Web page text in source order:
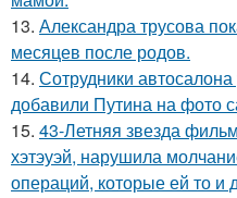
13. Александра трусова
месяцев после родов.
14. Сотрудники
добавили Путина на фото
15. 43-Летняя звезда
хэтэуэй, нарушила
операций, которые ей то и